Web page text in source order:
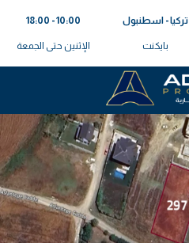
تركيا - اسطنبول
بايكنت
10:00 - 18:00
الإثنين حتى الجمعة